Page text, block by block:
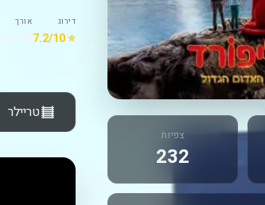
צפיות
232
דירוג
⭐ 7.2/10
אורך
טריילר